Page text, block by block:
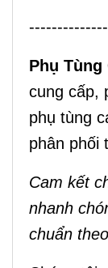
Phụ
cung cấp,
phụ tùng
phân phối
Cam kết
nhanh
chuẩn